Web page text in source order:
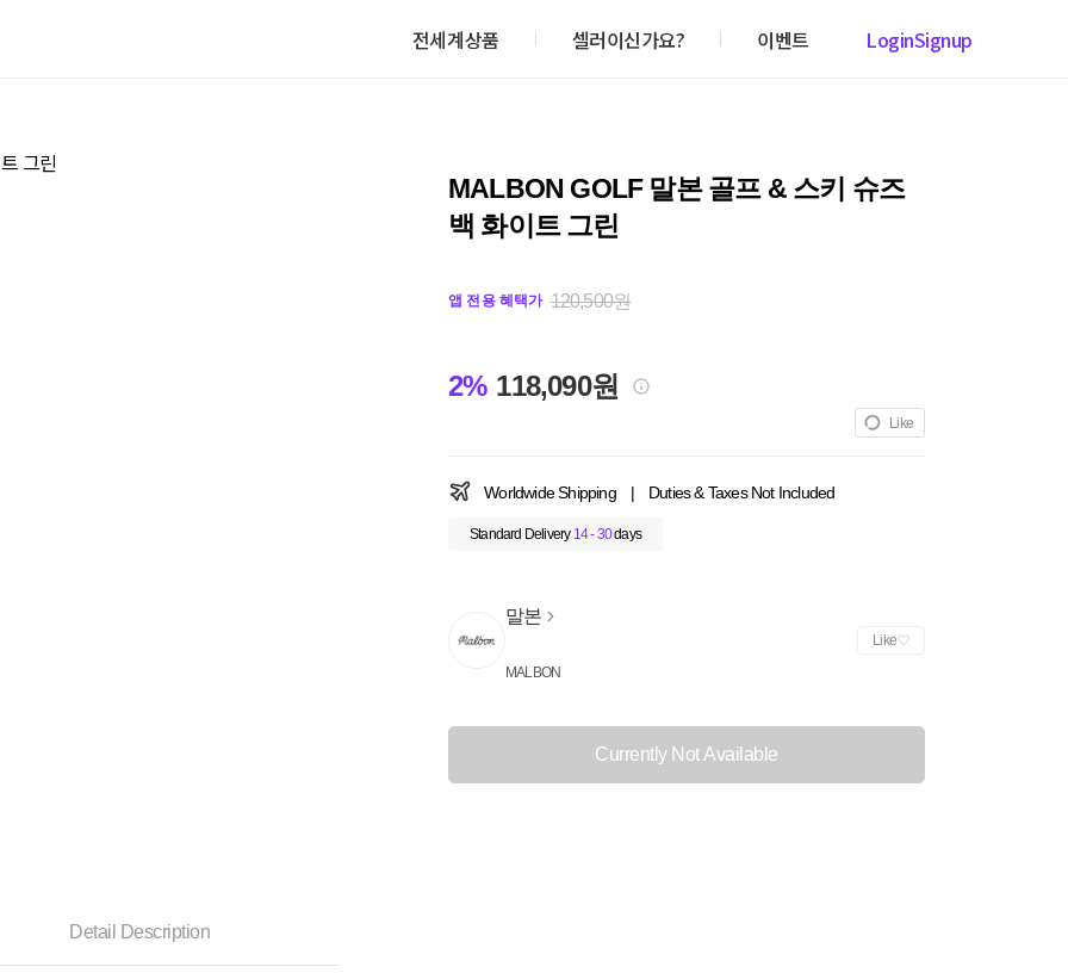
전세계상품 셀러이신가요? 이벤트 LoginSignup
MALBON GOLF 말본 골프 & 스키 슈즈
백 화이트 그린
앱 전용 혜택가 120,500원
2% 118,090원
Like
Worldwide Shipping | Duties & Taxes Not Included
Standard Delivery 14 - 30days
말본
MALBON
Like
Currently Not Available
Detail Description